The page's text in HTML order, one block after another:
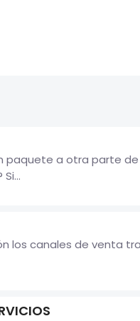
paquete a otra parte de
los canales de venta